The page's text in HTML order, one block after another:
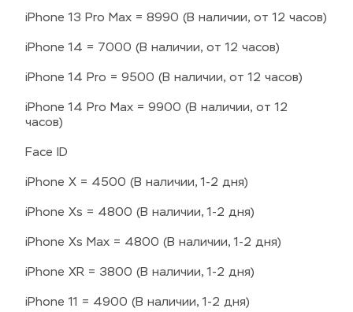
iPhone 13 Pro Max = 8990 (В наличии, от 12 часов)
iPhone 14 = 7000 (В наличии, от 12 часов)
iPhone 14 Pro = 9500 (В наличии, от 12 часов)
iPhone 14 Pro Max = 9900 (В наличии, от 12
часов)
Face ID
iPhone X = 4500 (В наличии, 1-2 дня)
iPhone Xs = 4800 (В наличии, 1-2 дня)
iPhone Xs Max = 4800 (В наличии, 1-2 дня)
iPhone XR = 3800 (В наличии, 1-2 дня)
iPhone 11 = 4900 (В наличии, 1-2 дня)